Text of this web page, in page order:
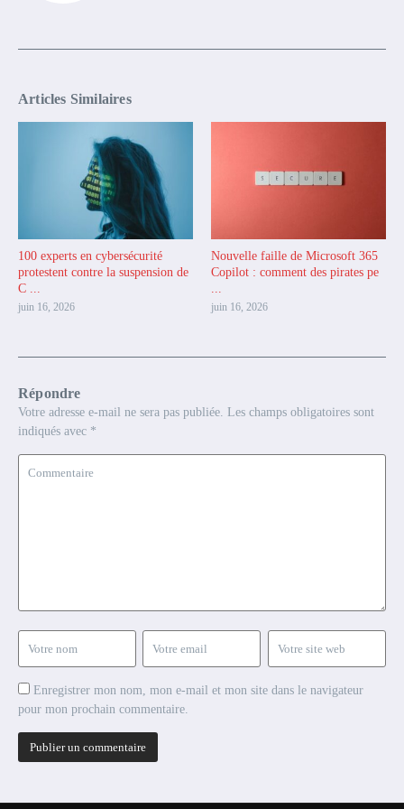
Articles Similaires
100 experts en cybersécurité
protestent contre la suspension de
C ...
juin 16, 2026
Nouvelle faille de Microsoft 365
Copilot : comment des pirates pe
juin 16, 2026
Répondre
Votre adresse e-mail ne sera pas publiée. Les champs obligatoires sont
indiqués avec *
Enregistrer mon nom, mon e-mail et mon site dans le navigateur
pour mon prochain commentaire.